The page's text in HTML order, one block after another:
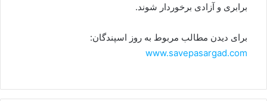
برابری و آزادی برخوردار شوند.
برای دیدن مطالب مربوط به روز اسپندگان:
www.savepasargad.com